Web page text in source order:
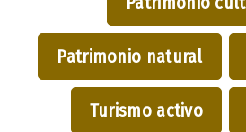
Patrimonio natural
Turismo activo